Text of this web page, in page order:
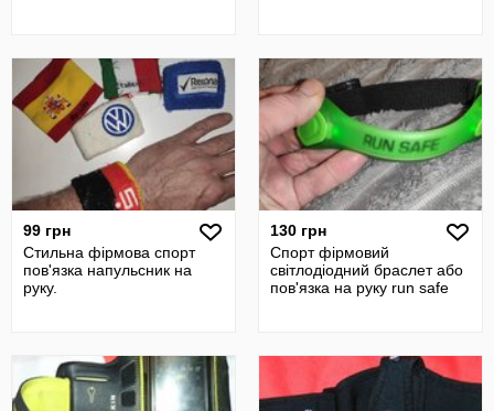
99 грн
Стильна фірмова спорт
пов'язка напульсник на
руку.
130 грн
Спорт фірмовий
світлодіодний браслет або
пов'язка на руку run safe